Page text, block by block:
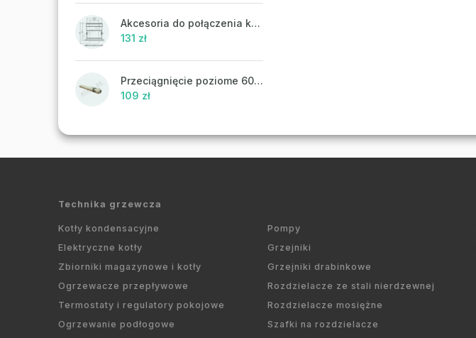
Akcesoria do połączenia koncentrycznego PR43 - ATTACK
131 zł
Przeciągnięcie poziome 60/100 mm
109 zł
Technika grzewcza
Kotły kondensacyjne
Elektryczne kotły
Zbiorniki magazynowe i kotły
Ogrzewacze przepływowe
Termostaty i regulatory pokojowe
Ogrzewanie podłogowe
Pompy
Grzejniki
Grzejniki drabinkowe
Rozdzielacze ze stali nierdzewnej
Rozdzielacze mosiężne
Szafki na rozdzielacze